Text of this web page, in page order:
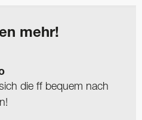
mehr!
die ff bequem nach